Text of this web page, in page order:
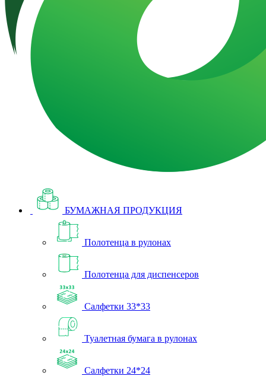
БУМАЖНАЯ ПРОДУКЦИЯ
Полотенца в рулонах
Полотенца для диспенсеров
Салфетки 33*33
Туалетная бумага в рулонах
Салфетки 24*24